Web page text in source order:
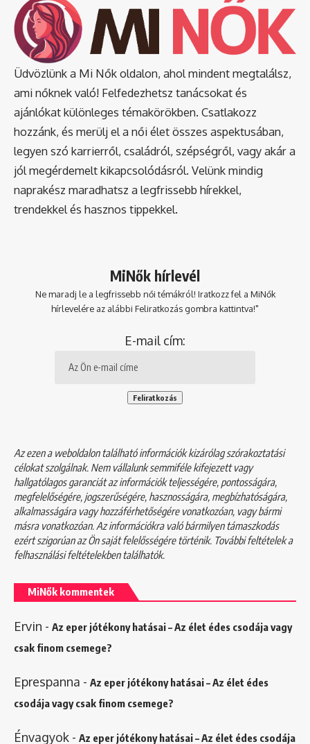
Üdvözlünk a Mi Nők oldalon, ahol mindent megtalálsz,
ami nőknek való! Felfedezhetsz tanácsokat és
ajánlókat különleges témakörökben. Csatlakozz
hozzánk, és merülj el a női élet összes aspektusában,
legyen szó karrierről, családról, szépségről, vagy akár a
jól megérdemelt kikapcsolódásról. Velünk mindig
naprakész maradhatsz a legfrissebb hírekkel,
trendekkel és hasznos tippekkel.
MiNők hírlevél
Ne maradj le a legfrissebb női témákról! Iratkozz fel a MiNők
hírlevelére az alábbi Feliratkozás gombra kattintva!"
E-mail cím:
Az ezen a weboldalon található információk kizárólag szórakoztatási
célokat szolgálnak. Nem vállalunk semmiféle kifejezett vagy
hallgatólagos garanciát az információk teljességére, pontosságára,
megfelelőségére, jogszerűségére, hasznosságára, megbízhatóságára,
alkalmasságára vagy hozzáférhetőségére vonatkozóan, vagy bármi
másra vonatkozóan. Az információkra való bármilyen támaszkodás
ezért szigorúan az Ön saját felelősségére történik. További feltételek a
felhasználási feltételekbentalálhatók.
MiNők kommentek
Ervin - Az eper jótékony hatásai – Az élet édes csodája vagy
csak finom csemege?
Eprespanna - Az eper jótékony hatásai – Az élet édes
csodája vagy csak finom csemege?
Énvagyok - Az eper jótékony hatásai – Az élet édes csodája